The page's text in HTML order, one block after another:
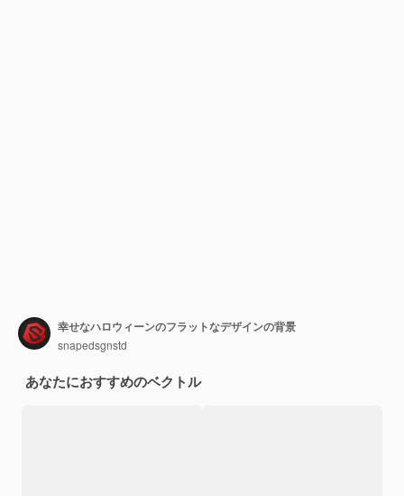
幸せなハロウィーンのフラットなデザインの背景
snapedsgnstd
あなたにおすすめのベクトル